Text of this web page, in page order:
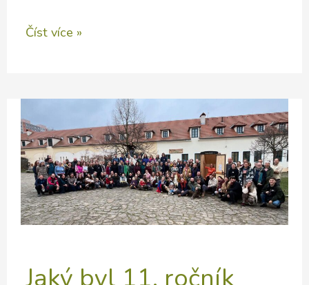
PERMAKULTurní
únor
2026
Číst více »